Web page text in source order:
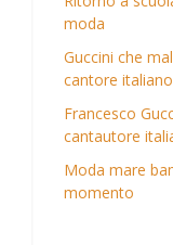
moda
Guccini che
cantore italiano
Francesco
cantautore
Moda mare
momento